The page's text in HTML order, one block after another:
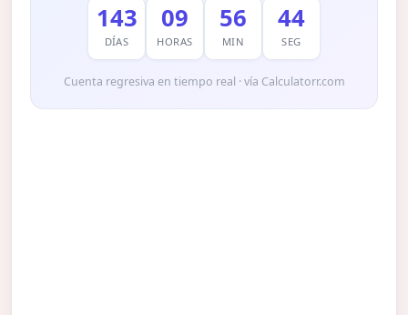
143
DÍAS
09
HORAS
56
MIN
43
SEG
Cuenta regresiva en tiempo real · vía Calculatorr.com